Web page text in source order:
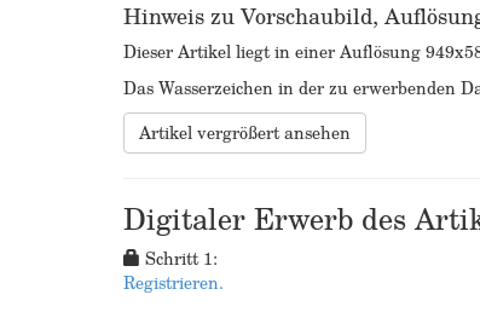
Hinweis zu Vorschaubild,
Dieser Artikel liegt in einer Auflösung
Das Wasserzeichen in der zu erwerbenden
Artikel vergrößert ansehen
Digitaler Erwerb des
Schritt 1:
Registrieren.